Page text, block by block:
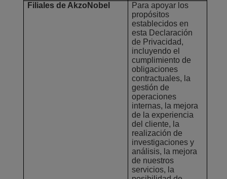
Filiales de AkzoNobel
Para apoyar los
propósitos
establecidos en
esta Declaración
de Privacidad,
incluyendo el
cumplimiento de
obligaciones
contractuales, la
gestión de
operaciones
internas, la mejora
de la experiencia
del cliente, la
realización de
investigaciones y
análisis, la mejora
de nuestros
servicios, la